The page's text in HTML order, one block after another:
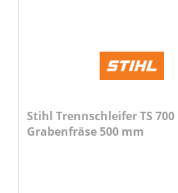
Stihl Trennschleifer TS
Grabenfräse 500 mm